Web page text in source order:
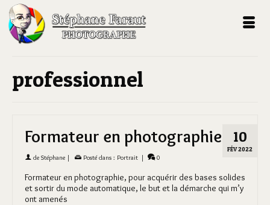
professionnel
10
FÉV 2022
Formateur en photographie
de Stéphane | Posté dans : Portrait | 0
Formateur en photographie, pour acquérir des bases solides
et sortir du mode automatique, le but et la démarche qui m’y
ont amenés